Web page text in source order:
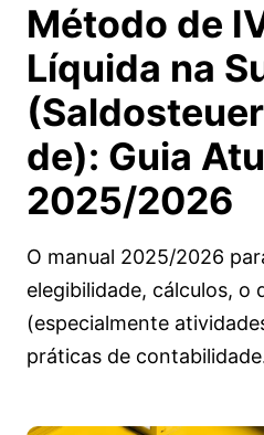
Método de
Líquida na
de): Guia
2025/2026
O manual 2025/2026
elegibilidade, cálculos, o
(especialmente
práticas de